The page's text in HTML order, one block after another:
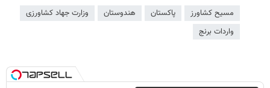
مسیح کشاورز پاکستان هندوستان
وزارت جهاد کشاورزی
واردات برنج